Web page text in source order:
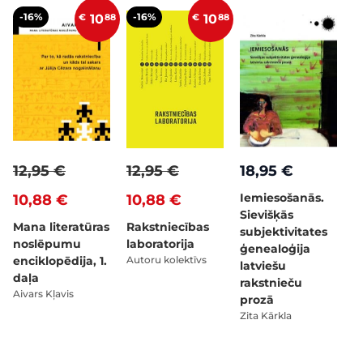
-16% € 1088
10,88 €
12,95 €
Mana literatūras
noslēpumu
enciklopēdija, 1.
daļa
Aivars Kļavis
-16% € 1088
10,88 €
12,95 €
Rakstniecības
laboratorija
Autoru kolektīvs
18,95 €
Iemiesošanās.
Sievišķās
subjektivitates
ģenealoģija
latviešu
rakstnieču
prozā
Zita Kārkla